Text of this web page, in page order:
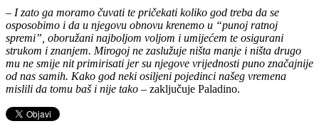
– I zato ga moramo čuvati te pričekati koliko god treba da se
osposobimo i da u njegovu obnovu krenemo u “punoj ratnoj
spremi”, oboružani najboljom voljom i umijećem te osigurani
strukom i znanjem. Mirogoj ne zaslužuje ništa manje i ništa drugo
mu ne smije nit primirisati jer su njegove vrijednosti puno značajnije
od nas samih. Kako god neki osiljeni pojedinci našeg vremena
mislili da tomu baš i nije tako – zaključuje Paladino.